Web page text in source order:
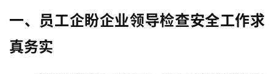
一、员工企盼企业领导检查安全工作求
真务实